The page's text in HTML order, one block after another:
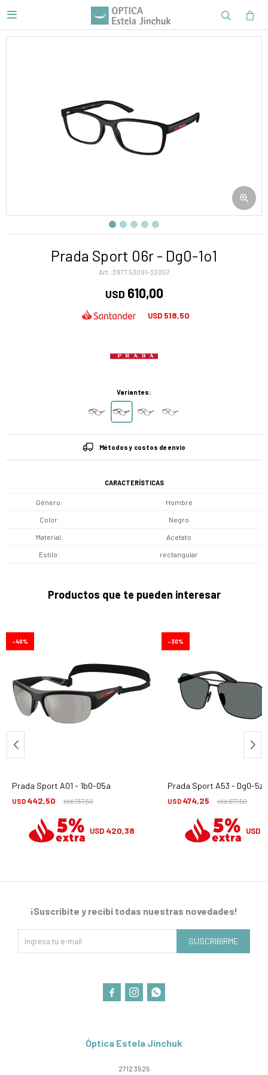

Prada Sport 06r - Dg0-1o1
3977.53091-32057
USD 610,00
USD 518,50
Variantes:
Métodos y costos de envío
CARACTERÍSTICAS
Género Hombre
Color Negro
Material Acetato
Estilo rectangular
Productos que te pueden interesar
Prada Sport A01 - 1b0-05a
USD 442,50 USD737,50
40
USD 420,38
Prada Sport A53 - Dg0-5z1
USD 474,25 USD677,50
30
USD
Óptica Estela Jinchuk
2712 3525
¡Suscribite y recibí todas nuestras novedades!
SUSCRIBIRME
  